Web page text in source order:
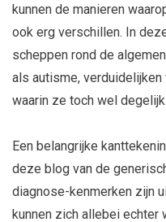
kunnen de manieren
ook erg verschillen. In
scheppen rond de
als autisme,
waarin ze toch wel
Een belangrijke
deze blog van de
diagnose-kenmerken zijn
kunnen zich allebei echter